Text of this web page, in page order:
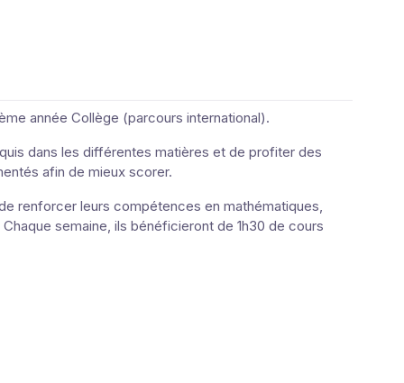
année Collège (parcours international).
dans les différentes matières et de profiter des
afin de mieux scorer.
renforcer leurs compétences en mathématiques,
semaine, ils bénéficieront de 1h30 de cours